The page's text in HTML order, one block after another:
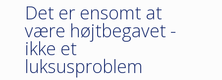
Det er ensomt at
være højtbegavet -
ikke et
luksusproblem